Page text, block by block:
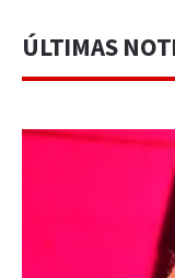
ÚLTIMAS